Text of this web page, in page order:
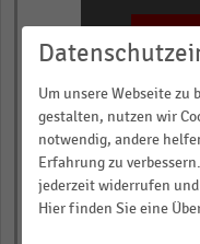
End
interactive
chart
Um unsere Webseite zu
gestalten, nutzen wir
notwendig, andere
Erfahrung zu
jederzeit widerrufen
Hier finden Sie eine